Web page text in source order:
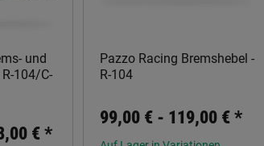
und
104/C-
€*
Pazzo Racing Bremshebel -
R-104
99,00 € - 119,00 €*